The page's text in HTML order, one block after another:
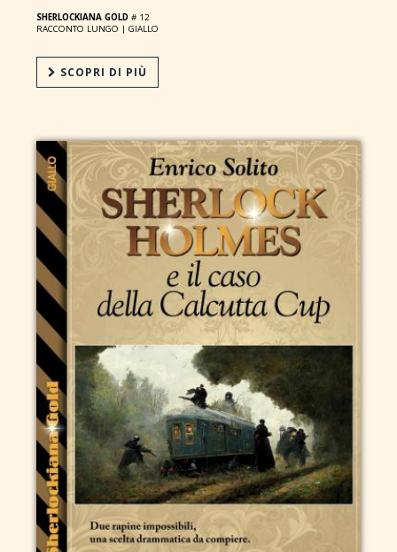
SHERLOCKIANA GOLD # 12
RACCONTO LUNGO |GIALLO
SCOPRI DI PIÙ